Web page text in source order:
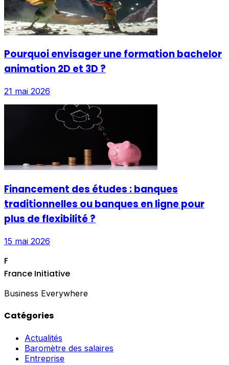
Pourquoi envisager une formation bachelor
animation 2D et 3D ?
21 mai 2026
Financement des études : banques
traditionnelles ou banques en ligne pour
plus de flexibilité ?
15 mai 2026
F
France Initiative
Business Everywhere
Catégories
Actualités
Baromètre des salaires
Entreprise